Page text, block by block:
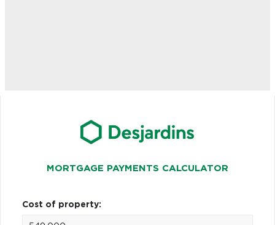
MORTGAGE PAYMENTS CALCULATOR
Cost of property: